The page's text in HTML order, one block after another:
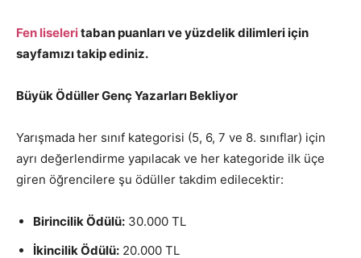
Fen liseleritaban puanları ve yüzdelik dilimleri için
sayfamızı takip ediniz.
Büyük Ödüller Genç Yazarları Bekliyor
Yarışmada her sınıf kategorisi (5, 6, 7 ve 8. sınıflar) için
ayrı değerlendirme yapılacak ve her kategoride ilk üçe
giren öğrencilere şu ödüller takdim edilecektir:
Birincilik Ödülü: 30.000 TL
İkincilik Ödülü: 20.000 TL